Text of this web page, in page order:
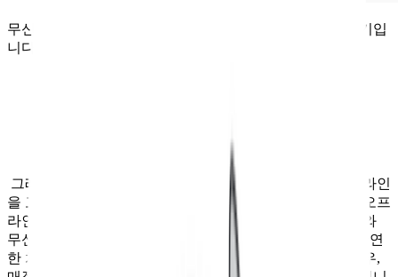
무신사 홍대는 무신사의 지속적인 성장을 위한 비장의 무기입
니다
그래서 무신사는 오프라인으로 다시 떠났거나, 혹은 오프라인
을 고수하는 고객들을 직접 만나 설득하기 위해 본격적인 오프
라인 진출을 선언하게 됩니다. 다만 여기서 무신사 스토어와
무신사 스탠다드의 오프라인 진출 전략은 비슷하면서도 확연
한 차이점을 가지고 있는데요. 일단 무신사 스탠다드의 경우,